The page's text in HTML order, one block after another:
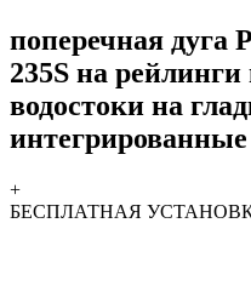
поперечная дуга
235S на
водостоки на
+
БЕСПЛАТНАЯ